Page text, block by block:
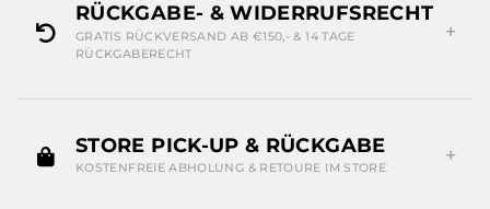
RÜCKGABE- & WIDERRUFSRECHT
GRATIS RÜCKVERSAND AB €150,- & 14 TAGE
RÜCKGABERECHT
STORE PICK-UP & RÜCKGABE
KOSTENFREIE ABHOLUNG & RETOURE IM STORE